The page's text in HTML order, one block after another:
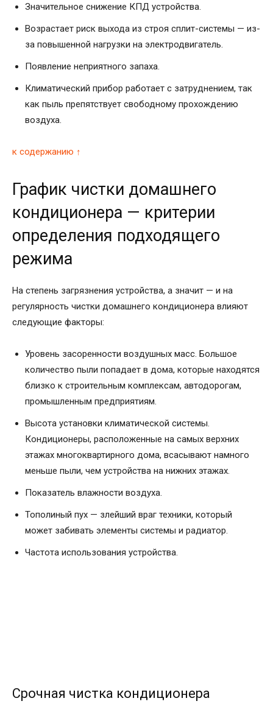
Значительное снижение КПД устройства.
Возрастает риск выхода из строя сплит-системы — из-
за повышенной нагрузки на электродвигатель.
Появление неприятного запаха.
Климатический прибор работает с затруднением, так
как пыль препятствует свободному прохождению
воздуха.
к содержанию ↑
График чистки домашнего
кондиционера — критерии
определения подходящего
режима
На степень загрязнения устройства, а значит — и на
регулярность чистки домашнего кондиционера влияют
следующие факторы:
Уровень засоренности воздушных масс. Большое
количество пыли попадает в дома, которые находятся
близко к строительным комплексам, автодорогам,
промышленным предприятиям.
Высота установки климатической системы.
Кондиционеры, расположенные на самых верхних
этажах многоквартирного дома, всасывают намного
меньше пыли, чем устройства на нижних этажах.
Показатель влажности воздуха.
Тополиный пух — злейший враг техники, который
может забивать элементы системы и радиатор.
Частота использования устройства.
Срочная чистка кондиционера